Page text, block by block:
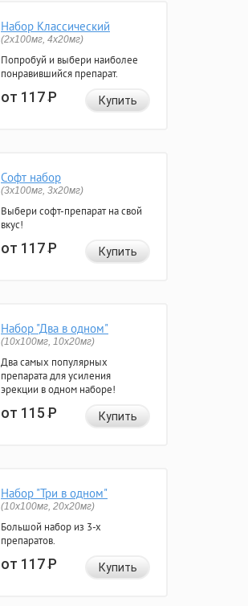
Набор Классический
(2x100мг, 4x20мг)
Попробуй и выбери наиболее
понравившийся препарат.
от 117Р Купить
Софт набор
(3x100мг, 3x20мг)
Выбери софт-препарат на свой
вкус!
от 117Р Купить
Набор "Два в одном"
(10x100мг, 10x20мг)
Два самых популярных
препарата для усиления
эрекции в одном наборе!
от 115Р Купить
Набор "Три в одном"
(10x100мг, 20x20мг)
Большой набор из 3-х
препаратов.
от 117Р Купить